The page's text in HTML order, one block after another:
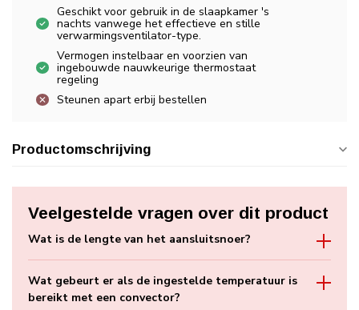
Geschikt voor gebruik in de slaapkamer 's
nachts vanwege het effectieve en stille
verwarmingsventilator-type.
Vermogen instelbaar en voorzien van
ingebouwde nauwkeurige thermostaat
regeling
Steunen apart erbij bestellen
Productomschrijving
Veelgestelde vragen over dit product
Wat is de lengte van het aansluitsnoer?
Wat gebeurt er als de ingestelde temperatuur is
bereikt met een convector?